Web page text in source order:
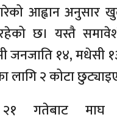
आह्वान अनुसार
छ। यस्तै
जनजाति १४, मधेसी
लागि २ कोटा
गतेबाट